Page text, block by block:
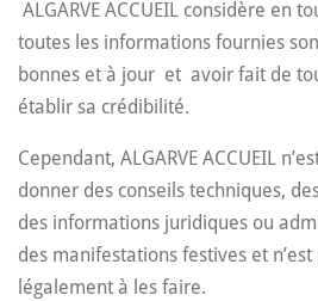
ALGARVE ACCUEIL considère en
toutes les informations fournies
bonnes et à jour et avoir fait de
établir sa crédibilité.
Cependant, ALGARVE ACCUEIL
donner des conseils techniques,
des informations juridiques ou
des manifestations festives et
légalement à les faire.